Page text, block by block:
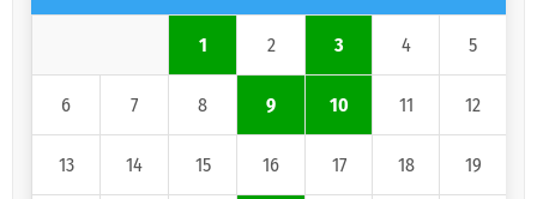
1 2 3 4 5
6 7 8 9 10 11 12
13 14 15 16 17 18 19